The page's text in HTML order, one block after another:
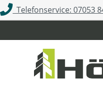
Hauptinhalt springen
Zur Suche springen
Zur Hauptnavigation
Telefonservice: 07053